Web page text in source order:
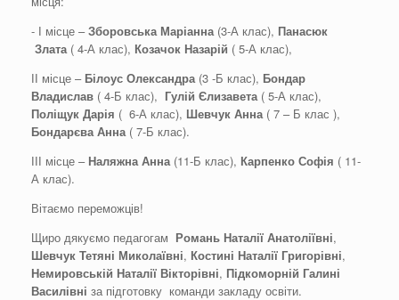
- І місце –Зборовська Маріанна (3-А клас), Панасюк
Злата( 4-А клас), Козачок Назарій ( 5-А клас),
ІІ місце – Білоус Олександра(3 -Б клас), Бондар
Владислав ( 4-Б клас), Гулій Єлизавета( 5-А клас),
Поліщук Дарія ( 6-А клас), Шевчук Анна( 7 – Б клас ),
Бондарєва Анна( 7-Б клас).
ІІІ місце – Наляжна Анна(11-Б клас), Карпенко Софія ( 11-
А клас).
Вітаємо переможців!
Щиро дякуємо педагогам Романь Наталії Анатоліївні,
Шевчук Тетяні Миколаївні, Костині Наталії Григорівні,
Немировській Наталії Вікторівні, Підкоморній Галині
Василівні за підготовку команди закладу освіти.